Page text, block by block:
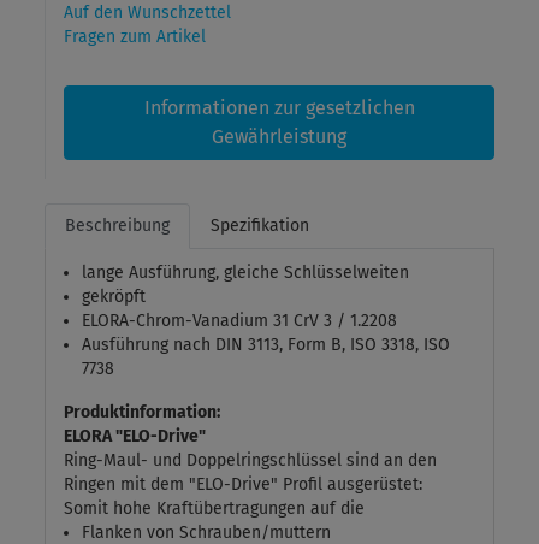
Auf den Wunschzettel
Fragen zum Artikel
Informationen zur gesetzlichen
Gewährleistung
Beschreibung Spezifikation
lange Ausführung, gleiche Schlüsselweiten
gekröpft
ELORA-Chrom-Vanadium 31 CrV 3 / 1.2208
Ausführung nach DIN 3113, Form B, ISO 3318, ISO
7738
Produktinformation:
ELORA "ELO-Drive"
Ring-Maul- und Doppelringschlüssel sind an den
Ringen mit dem "ELO-Drive" Profil ausgerüstet:
Somit hohe Kraftübertragungen auf die
Flanken von Schrauben/muttern